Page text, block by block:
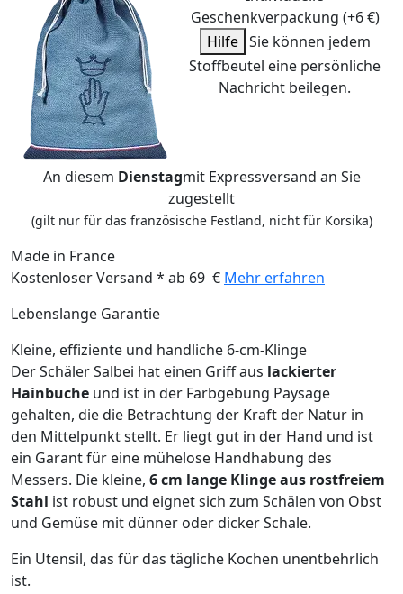
Geschenkverpackung (+6 €)
Hilfe Sie können jedem
Stoffbeutel eine persönliche
Nachricht beilegen.
An diesem Dienstagmit Expressversand an Sie
zugestellt
(gilt nur für das französische Festland, nicht für Korsika)
Made in France
Kostenloser Versand * ab 69 € Mehr erfahren
Lebenslange Garantie
Kleine, effiziente und handliche 6-cm-Klinge
Der Schäler Salbei hat einen Griff aus lackierter
Hainbuche und ist in der Farbgebung Paysage
gehalten, die die Betrachtung der Kraft der Natur in
den Mittelpunkt stellt. Er liegt gut in der Hand und ist
ein Garant für eine mühelose Handhabung des
Messers. Die kleine, 6 cm lange Klinge aus rostfreiem
Stahl ist robust und eignet sich zum Schälen von Obst
und Gemüse mit dünner oder dicker Schale.
Ein Utensil, das für das tägliche Kochen unentbehrlich
ist.